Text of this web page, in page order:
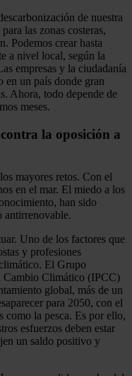
de nuestra
las zonas costeras,
Podemos crear hasta
a nivel local, según la
empresas y la ciudadanía
en un país donde gran
Ahora, todo depende de
meses.
la oposición a
mayores retos. Con el
en el mar. El miedo a los
han sido
antirrenovable.
Uno de los factores que
y profesiones
El Grupo
Cambio Climático (IPCC)
global, más de un
para 2050, con el
como la pesca. Es por ello,
esfuerzos deben estar
un saldo positivo y